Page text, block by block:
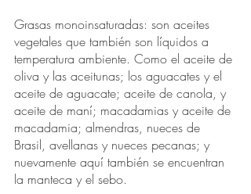
Grasas monoinsaturadas: son aceites
vegetales que también son líquidos a
temperatura ambiente. Como el aceite de
oliva y las aceitunas; los aguacates y el
aceite de aguacate; aceite de canola, y
aceite de maní; macadamias y aceite de
macadamia; almendras, nueces de
Brasil, avellanas y nueces pecanas; y
nuevamente aquí también se encuentran
la manteca y el sebo.